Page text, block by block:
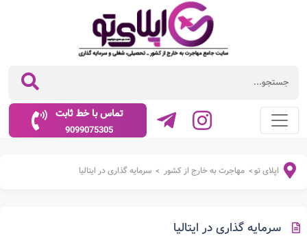
تماس با خط ثابت
9099075305
اپلای تو> مهاجرت به خارج از کشور > سرمایه گذاری در ایتالیا
سرمایه گذاری در ایتالیا